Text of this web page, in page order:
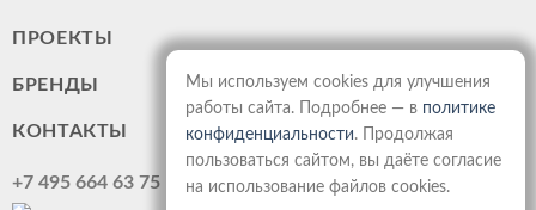
ПРОЕКТЫ
БРЕНДЫ
КОНТАКТЫ
+7 495 664 63 75
Мы используем cookies для улучшения
работы сайта. Подробнее — в политике
конфиденциальности. Продолжая
пользоваться сайтом, вы даёте согласие
на использование файлов cookies.